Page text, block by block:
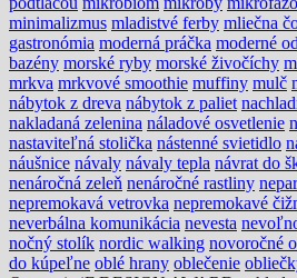
minimalizmus mladistvé ferby mliečna
gastronómia moderná práčka moderné
bazény morské ryby morské živočíchy
mrkva mrkvové smoothie muffiny mulč
nábytok z dreva nábytok z paliet
nakladaná zelenina náladové osvetlenie
nastaviteľná stolička nástenné svietidlo
náušnice návaly návaly tepla návrat do
nenáročná zeleň nenáročné rastliny
nepremokavá vetrovka nepremokavé
neverbálna komunikácia nevesta
nočný stolík nordic walking novoročné
do kúpeľne oblé hrany oblečenie